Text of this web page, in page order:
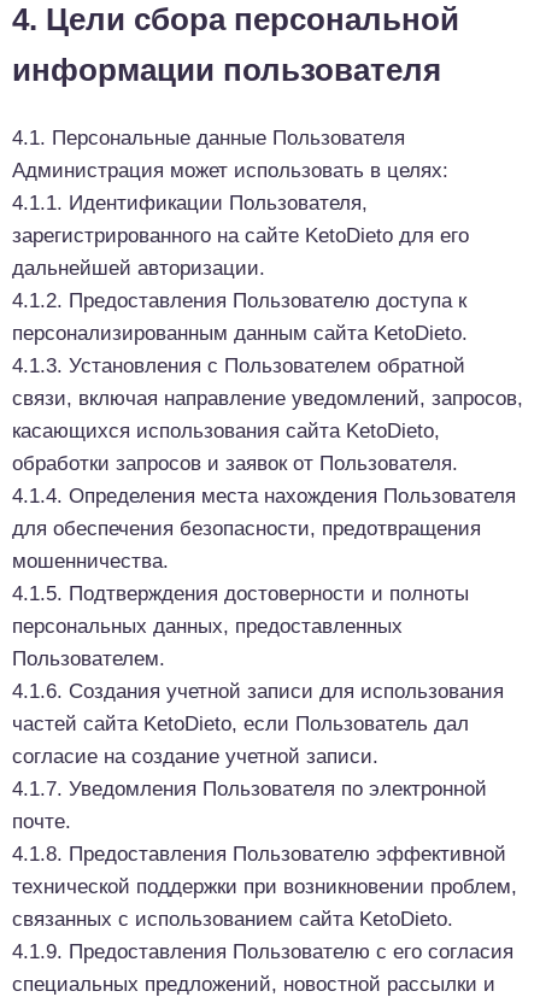
4. Цели сбора персональной
информации пользователя
4.1. Персональные данные Пользователя
Администрация может использовать в целях:
4.1.1. Идентификации Пользователя,
зарегистрированного на сайте KetoDieto для его
дальнейшей авторизации.
4.1.2. Предоставления Пользователю доступа к
персонализированным данным сайта KetoDieto.
4.1.3. Установления с Пользователем обратной
связи, включая направление уведомлений, запросов,
касающихся использования сайта KetoDieto,
обработки запросов и заявок от Пользователя.
4.1.4. Определения места нахождения Пользователя
для обеспечения безопасности, предотвращения
мошенничества.
4.1.5. Подтверждения достоверности и полноты
персональных данных, предоставленных
Пользователем.
4.1.6. Создания учетной записи для использования
частей сайта KetoDieto, если Пользователь дал
согласие на создание учетной записи.
4.1.7. Уведомления Пользователя по электронной
почте.
4.1.8. Предоставления Пользователю эффективной
технической поддержки при возникновении проблем,
связанных с использованием сайта KetoDieto.
4.1.9. Предоставления Пользователю с его согласия
специальных предложений, новостной рассылки и